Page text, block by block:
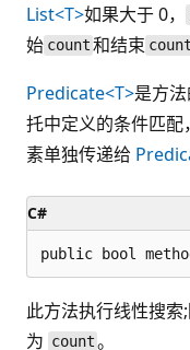
List<T>如果大于 0，
始 count 和结束 count
Predicate<T>是方
托中定义的条件匹配
素单独传递给
C#
此方法执行线性搜
为 count 。